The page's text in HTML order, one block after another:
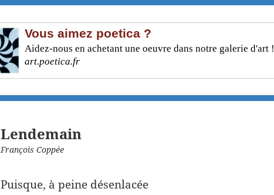
Vous aimez poetica ?
Aidez-nous en achetant une oeuvre dans notre galerie d'art !
art.poetica.fr
Lendemain
François Coppée
Puisque, à peine désenlacée